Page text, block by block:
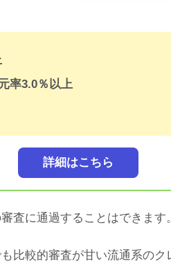
率3.0％以上
詳細はこちら
査に通過することはできます。
比較的審査が甘い流通系の